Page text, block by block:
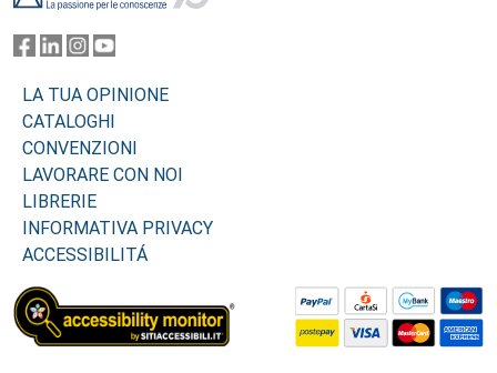
LA TUA OPINIONE
CATALOGHI
CONVENZIONI
LAVORARE CON NOI
LIBRERIE
INFORMATIVA PRIVACY
ACCESSIBILITÁ